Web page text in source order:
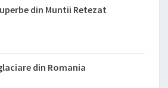
din Muntii Retezat
din Romania